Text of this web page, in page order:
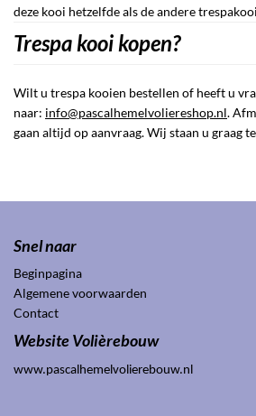
deze kooi hetzelfde als de andere
Trespa kooi kopen?
Wilt u trespa kooien bestellen of heeft u
naar: info@pascalhemelvoliereshop.nl.
gaan altijd op aanvraag. Wij staan u graag
Snel naar
Beginpagina
Algemene voorwaarden
Contact
Website Volièrebouw
www.pascalhemelvolierebouw.nl